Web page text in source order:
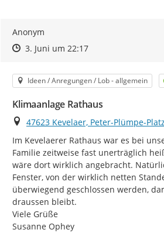
Anonym
Zeitpunkt des Erstellens
Zeitpunkt des Erstellens
3. Juni um 22:17Zur Äußerung
Kategorie
Ideen / Anregungen / Lob - allgemein
Klimaanlage Rathaus
Ort
47623 Kevelaer, Peter-Plümpe-Platz
Im Kevelaerer Rathaus war es bei
Familie zeitweise fast unerträglich
wäre dort wirklich angebracht.
Fenster, von der wirklich netten
überwiegend geschlossen werden,
draussen bleibt.
Viele Grüße
Susanne Ophey